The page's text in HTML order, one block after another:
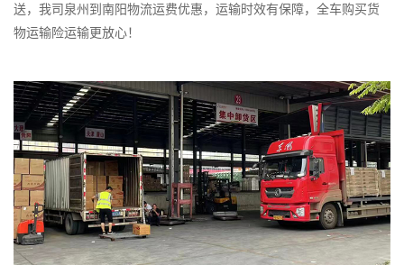
送，我司泉州到南阳物流运费优惠，运输时效有保障，全车购买货
物运输险运输更放心！